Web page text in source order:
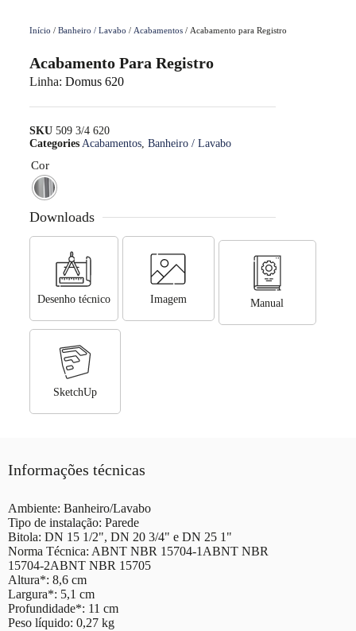
Início / Banheiro / Lavabo / Acabamentos/ Acabamento para Registro
Acabamento Para Registro
Linha: Domus 620
SKU 509 3/4 620
Categories Acabamentos, Banheiro / Lavabo
Cor
Downloads
Desenho técnico Imagem Manual
SketchUp
Informações técnicas
Ambiente: Banheiro/Lavabo
Tipo de instalação: Parede
Bitola: DN 15 1/2", DN 20 3/4" e DN 25 1"
Norma Técnica: ABNT NBR 15704-1ABNT NBR
15704-2ABNT NBR 15705
Altura*: 8,6 cm
Largura*: 5,1 cm
Profundidade*: 11 cm
Peso líquido: 0,27 kg